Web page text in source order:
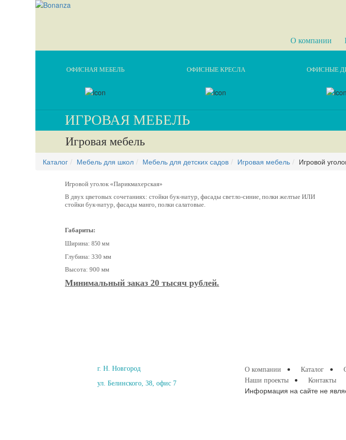
О компании
ОФИСНАЯ МЕБЕЛЬ ОФИСНЫЕ КРЕСЛА ОФИСНЫЕ
ИГРОВАЯ МЕБЕЛЬ
Игровая мебель
Каталог Мебель для школ Мебель для детских садов Игровая мебель Игровой
Игровой уголок «Парикмахерская»
В двух цветовых сочетаниях: стойки бук-натур, фасады светло-синие, полки желтые ИЛИ
стойки бук-натур, фасады манго, полки салатовые.
Габариты:
Ширина: 850 мм
Глубина: 330 мм
Высота: 900 мм
Минимальный заказ 20 тысяч рублей.
г. Н. Новгород
ул. Белинского, 38, офис 7
О компании Каталог
Наши проекты
Контакты
Информация на сайте не